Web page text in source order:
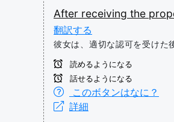
After receiving the
翻訳する
彼女は、適切な認可を受けた
読めるようになる
話せるようになる
このボタンはなに？
詳細